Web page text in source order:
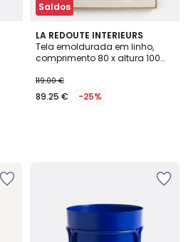
Saldos
LA REDOUTE INTERIEURS
Tela emoldurada em linho,
comprimento 80 x altura 100
119.00 €
89.25 € -25%